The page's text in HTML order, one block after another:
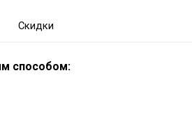
Скидки
способом: